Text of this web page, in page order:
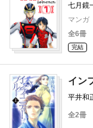
七月鏡
マンガ
全6冊
完結
イン
平井和
全2冊